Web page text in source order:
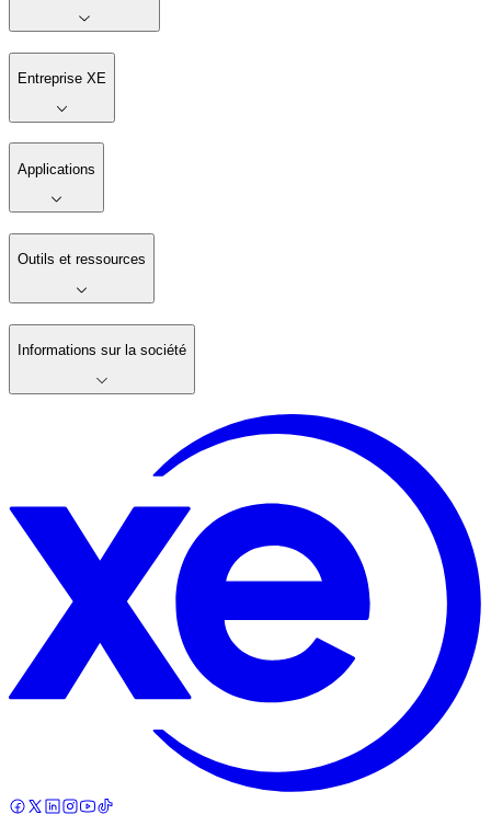
Entreprise XE
Applications
Outils et ressources
Informations sur la société